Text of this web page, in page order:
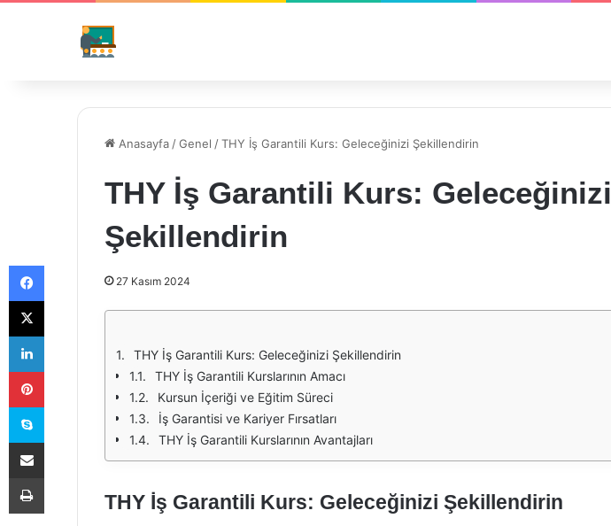
Anasayfa /Genel /THY İş Garantili Kurs: Geleceğinizi Şekillendirin
THY İş Garantili Kurs: Geleceğinizi
Şekillendirin
27 Kasım 2024
THY İş Garantili Kurs: Geleceğinizi Şekillendirin
THY İş Garantili Kurslarının Amacı
Kursun İçeriği ve Eğitim Süreci
İş Garantisi ve Kariyer Fırsatları
THY İş Garantili Kurslarının Avantajları
THY İş Garantili Kurs: Geleceğinizi Şekillendirin
Facebook
X
LinkedIn
Pinterest
Skype
E-Posta ile paylaş